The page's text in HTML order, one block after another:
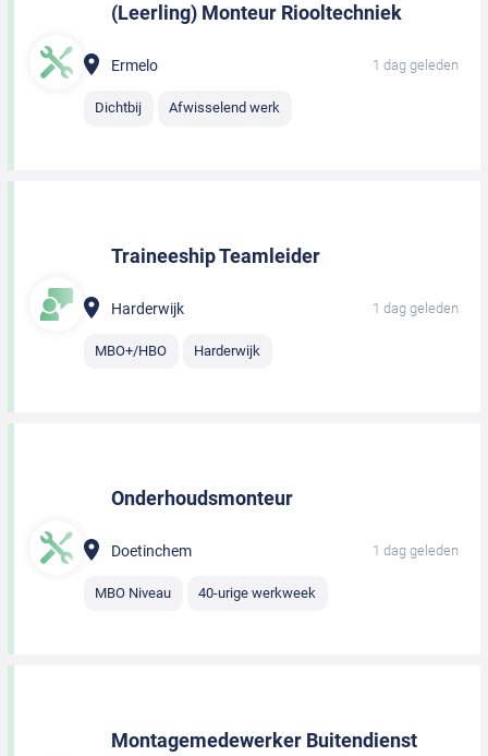
(Leerling) Monteur Riooltechniek
Ermelo 1 dag geleden
Dichtbij Afwisselend werk
Traineeship Teamleider
Harderwijk 1 dag geleden
MBO+/HBO Harderwijk
Onderhoudsmonteur
Doetinchem 1 dag geleden
MBO Niveau 40-urige werkweek
Montagemedewerker Buitendienst